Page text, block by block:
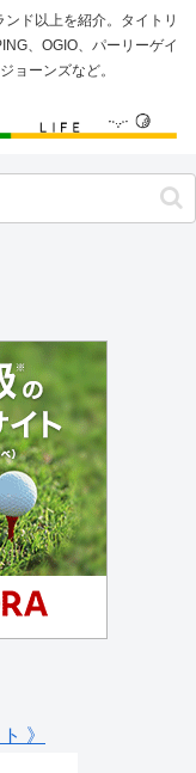
ド以上を紹介。タイトリ
、OGIO、パーリーゲイ
ョーンズなど。
》